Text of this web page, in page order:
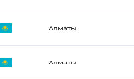
Алматы
Алматы